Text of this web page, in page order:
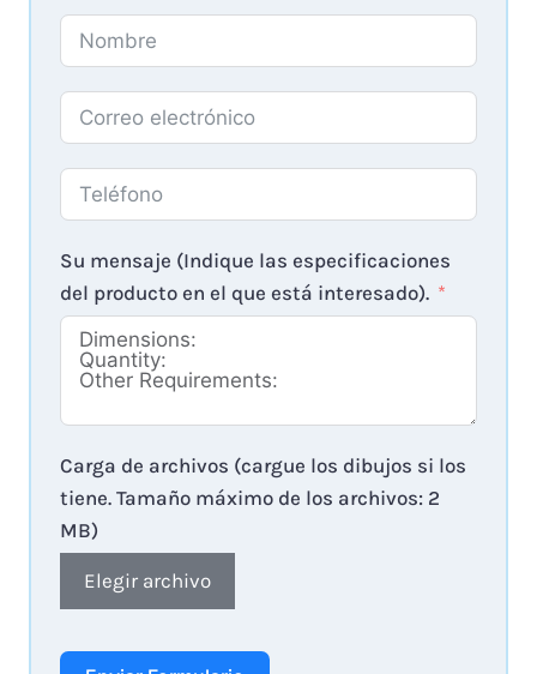
Su mensaje (Indique las especificaciones
del producto en el que está interesado).
Carga de archivos (cargue los dibujos si los
tiene. Tamaño máximo de los archivos: 2
MB)
Elegir archivo